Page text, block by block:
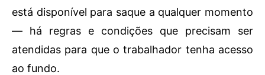
está disponível para saque a qualquer momento
— há regras e condições que precisam ser
atendidas para que o trabalhador tenha acesso
ao fundo.